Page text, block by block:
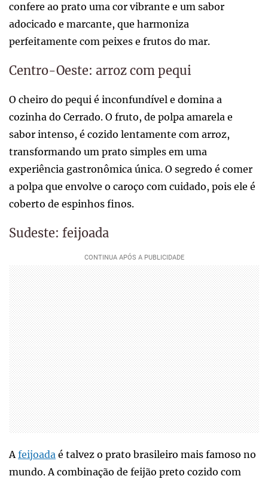
confere ao prato uma cor vibrante e um sabor
adocicado e marcante, que harmoniza
perfeitamente com peixes e frutos do mar.
Centro-Oeste: arroz com pequi
O cheiro do pequi é inconfundível e domina a
cozinha do Cerrado. O fruto, de polpa amarela e
sabor intenso, é cozido lentamente com arroz,
transformando um prato simples em uma
experiência gastronômica única. O segredo é comer
a polpa que envolve o caroço com cuidado, pois ele é
coberto de espinhos finos.
Sudeste: feijoada
Afeijoada é talvez o prato brasileiro mais famoso no
mundo. A combinação de feijão preto cozido com